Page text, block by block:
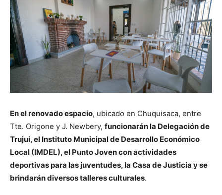
En el renovado espacio, ubicado en Chuquisaca, entre
Tte. Origone y J. Newbery, funcionarán la Delegación de
Trujui, el Instituto Municipal de Desarrollo Económico
Local (IMDEL), el Punto Joven con actividades
deportivas para las juventudes, la Casa de Justicia y se
brindarán diversos talleres culturales.